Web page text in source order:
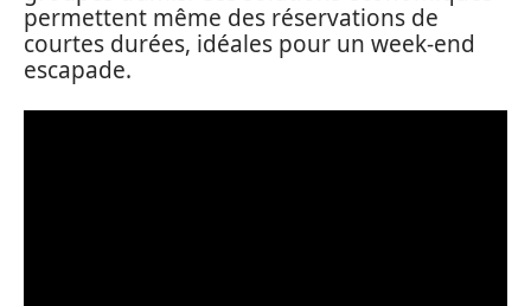
permettent même des réservations de
courtes durées, idéales pour un week-end
escapade.